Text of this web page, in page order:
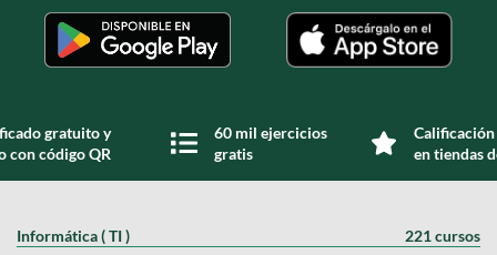
gratuito y
con código QR
60 mil ejercicios
gratis
en tiendas
Informática ( TI ) 221 cursos